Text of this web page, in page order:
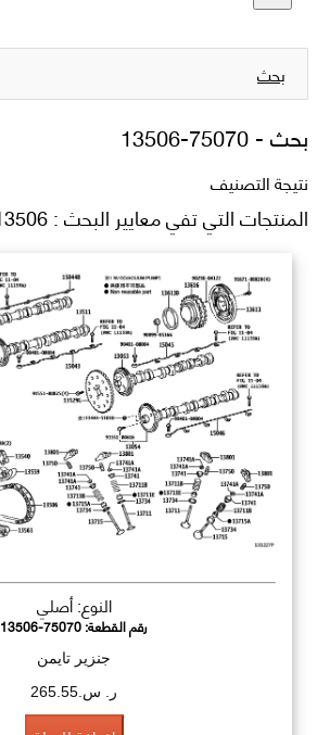
بحث
بحث -13506-75070
نتيجة التصنيف
المنتجات التي تفي معايير البحث : 13506 75070
النوع: أصلي
رقم القطعة:13506-75070
جنزير تايمن
ر. س.265.55